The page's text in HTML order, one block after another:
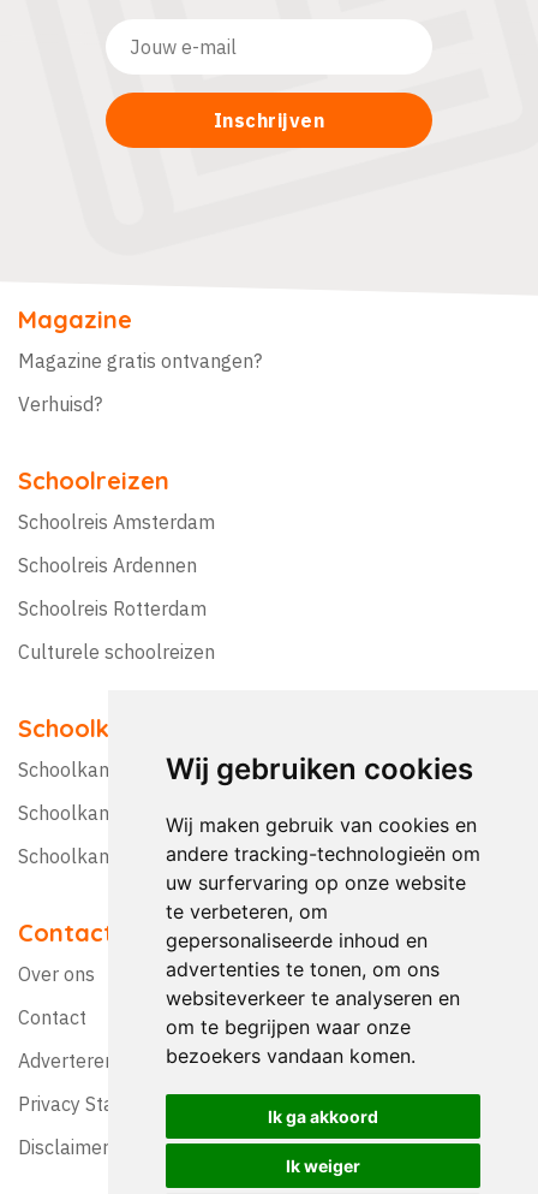
Wij gebruiken cookies
Wij maken gebruik van cookies en
andere tracking-technologieën om
uw surfervaring op onze website
te verbeteren, om
gepersonaliseerde inhoud en
advertenties te tonen, om ons
websiteverkeer te analyseren en
om te begrijpen waar onze
bezoekers vandaan komen.
Ik ga akkoord
Ik weiger
Magazine
Magazine gratis ontvangen?
Verhuisd?
Schoolreizen
Schoolreis Amsterdam
Schoolreis Ardennen
Schoolreis Rotterdam
Culturele schoolreizen
Schoolkampen
Schoolkamp Nederland
Schoolkamp België
Schoolkamptips
Contact
Over ons
Contact
Adverteren?
Privacy Statement
Disclaimer